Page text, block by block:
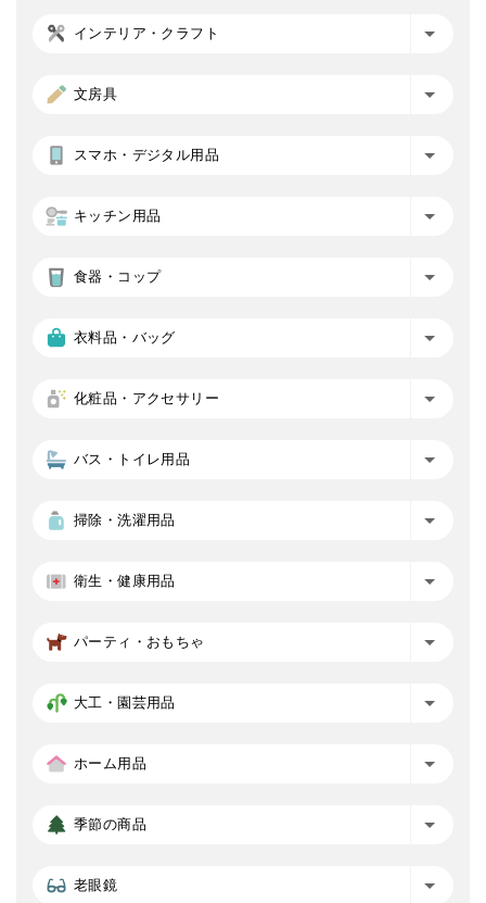
インテリア・クラフト
文房具
スマホ・デジタル用品
キッチン用品
食器・コップ
衣料品・バッグ
化粧品・アクセサリー
バス・トイレ用品
掃除・洗濯用品
衛生・健康用品
パーティ・おもちゃ
大工・園芸用品
ホーム用品
季節の商品
老眼鏡